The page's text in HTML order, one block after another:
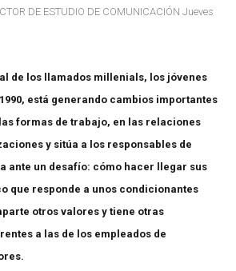
DE ESTUDIO DE COMUNICACIÓN Jueves
de los llamados millenials, los jóvenes
está generando cambios importantes
formas de trabajo, en las relaciones
y sitúa a los responsables de
ante un desafío: cómo hacer llegar sus
que responde a unos condicionantes
otros valores y tiene otras
a las de los empleados de